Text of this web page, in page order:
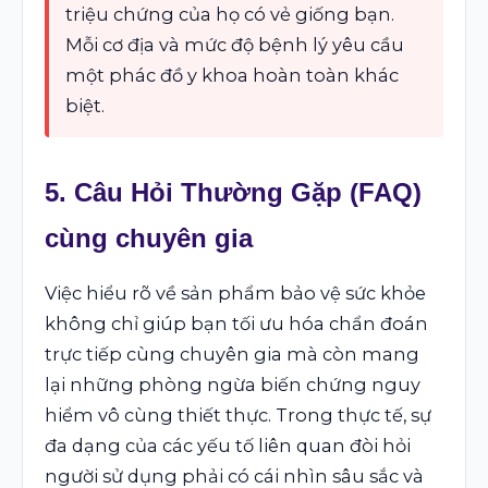
triệu chứng của họ có vẻ giống bạn.
Mỗi cơ địa và mức độ bệnh lý yêu cầu
một phác đồ y khoa hoàn toàn khác
biệt.
5. Câu Hỏi Thường Gặp (FAQ)
cùng chuyên gia
Việc hiểu rõ về sản phẩm bảo vệ sức khỏe
không chỉ giúp bạn tối ưu hóa chẩn đoán
trực tiếp cùng chuyên gia mà còn mang
lại những phòng ngừa biến chứng nguy
hiểm vô cùng thiết thực. Trong thực tế, sự
đa dạng của các yếu tố liên quan đòi hỏi
người sử dụng phải có cái nhìn sâu sắc và